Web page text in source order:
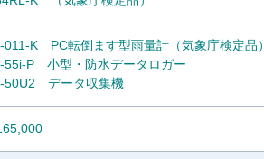
011-K PC転倒ます型雨量計（気象庁検定品）
55i-P 小型・防水データロガー
50U2 データ収集機